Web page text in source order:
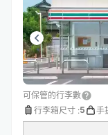
可保管的行李數
行李箱尺寸 :5 手